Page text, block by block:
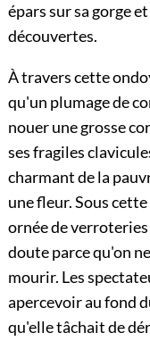
épars sur sa gorge
découvertes.
À travers cette
qu'un plumage de
nouer une grosse
ses fragiles
charmant de la
une fleur. Sous
ornée de
doute parce qu'on
mourir. Les
apercevoir au fond
qu'elle tâchait de